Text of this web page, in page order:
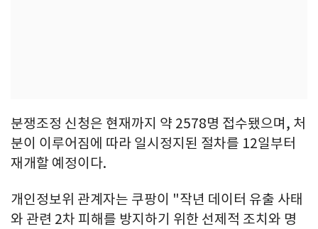
분쟁조정 신청은 현재까지 약 2578명 접수됐으며, 처
분이 이루어짐에 따라 일시정지된 절차를 12일부터
재개할 예정이다.
개인정보위 관계자는 쿠팡이 "작년 데이터 유출 사태
와 관련 2차 피해를 방지하기 위한 선제적 조치와 명